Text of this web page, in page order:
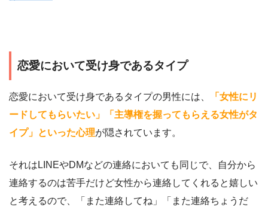
恋愛において受け身であるタイプ
恋愛において受け身であるタイプの男性には、
「女性にリ
ードしてもらいたい」「主導権を握ってもらえる女性がタ
イプ」といった心理が隠されています。
それはLINEやDMなどの連絡においても同じで、自分から
連絡するのは苦手だけど女性から連絡してくれると嬉しい
と考えるので、「また連絡してね」「また連絡ちょうだ